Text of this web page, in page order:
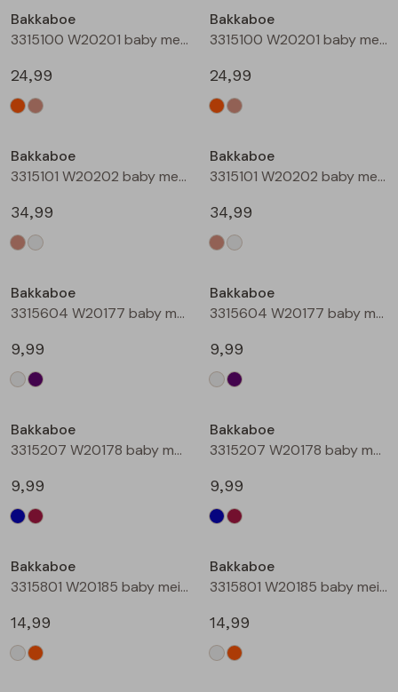
Blouses lange mouw
Sweatshirts
Gilet spencers
Jackjes
Blazers
Bermuda's
Bermuda's
Lange broek
Jackjes
Jassen
Leggings
Rokken
Lange broeken
Lange broeken
Leggings
T-shirts lange mouw
Tops
Vesten
Bakkaboe
3315100 W20201 baby meisjes buiten jack Perzik
24,99
Bakkaboe
3315100 W20201 baby meisjes buiten jack Zand
24,99
Bakkaboe
3315101 W20202 baby meisjes buiten jack Taupe
34,99
Bakkaboe
3315101 W20202 baby meisjes buiten jack Champagne
34,99
Bakkaboe
3315604 W20177 baby meisjes T-shirt lm Cream
9,99
Bakkaboe
3315604 W20177 baby meisjes T-shirt lm Lila
9,99
Bakkaboe
3315207 W20178 baby meisjes lange broek Marine
9,99
Bakkaboe
3315207 W20178 baby meisjes lange broek Wijnrood
9,99
Bakkaboe
3315801 W20185 baby meisjes rok kort Champagne
14,99
Bakkaboe
3315801 W20185 baby meisjes rok kort Perzik
14,99